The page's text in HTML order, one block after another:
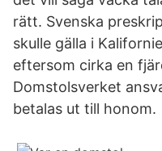
rätt. Svenska
skulle gälla i
eftersom cirka en
Domstolsverket
betalas ut till honom.